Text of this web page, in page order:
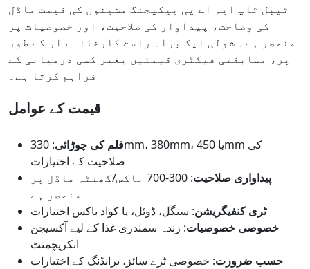
ٹیبل ٹاپ ایم اے پی پیکیجنگ مشینوں کی قیمت ماڈل
کی وضاحت، پیداوار کی صلاحیت، اور خصوصیات پر
منحصر ہے۔ شولی ایک براہ راست کارخانہ دار کے طور
پر، مسابقتی فیکٹری قیمتیں بغیر کسی درمیانی کے
فراہم کرتا ہے۔
قیمت کے عوامل
فلم کی چوڑائی : 330mm، 380mm، یا 450mm کی
صلاحیت کے اختیارات
پیداواری صلاحیت
: 300-700 باکس/گھنٹہ ماڈل پر
منحصر ہے
ٹری کنفیگریشن: سنگل، ڈوئل، یا کواد باکس اختیارات
خصوصی خصوصیات: زندہ سمندری غذا کے لیے آکسیجن
انکریچمنٹ
حسب ضرورت: خصوصی ٹرے سائز، برانڈنگ کے اختیارات